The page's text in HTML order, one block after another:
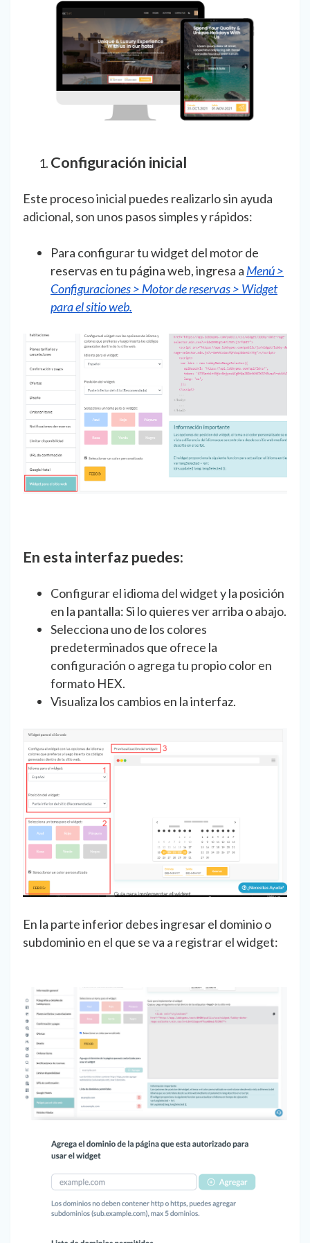
Configuración inicial
Este proceso inicial puedes realizarlosin ayuda
adicional, son unos pasos simples y rápidos:
Para configurar tu widget del motor de
reservas en tu página web, ingresa a Menú >
Configuraciones > Motor de reservas > Widget
para el sitio web.
En esta interfaz puedes:
Configurar el idioma del widget y la posición
en la pantalla: Si lo quieres ver arriba o abajo.
Selecciona uno de los colores
predeterminados que ofrece la
configuración o agrega tu propio color en
formato HEX.
Visualiza los cambios en la interfaz.
En la parte inferior debes ingresar el dominio o
subdominio en el que se va a registrar el widget: